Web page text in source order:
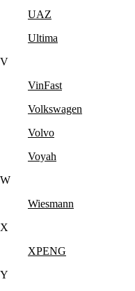
UAZ
Ultima
V
VinFast
Volkswagen
Volvo
Voyah
W
Wiesmann
X
XPENG
Y